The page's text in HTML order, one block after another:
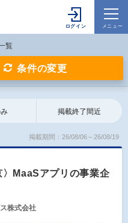
覧
条件の変更
掲載終了間近
掲載期間：26/08/06～26/08/19
〉MaaSアプリの事業企
株式会社